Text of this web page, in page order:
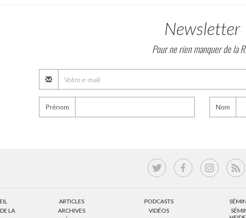
Newsletter
Pour ne rien manquer de la
Prénom Nom
LA
ARTICLES
ARCHIVES
PODCASTS
VIDÉOS